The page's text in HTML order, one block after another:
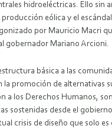
hidroeléctricas. Ello sin
eólica y el
por Mauricio Macri
gobernador Mariano Arcioni.
básica a las
la promoción de alternativas
a los Derechos Humanos,
sostenidas desde el
crisis de diseño que solo